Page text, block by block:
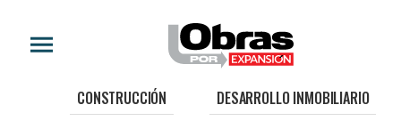
CONSTRUCCIÓN DESARROLLO INMOBILIARIO